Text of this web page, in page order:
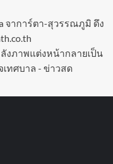
จาการ์ตา-สุวรรณภูมิ ดึง
งภาพแต่งหน้ากลายเป็น
เทศบาล - ข่าวสด